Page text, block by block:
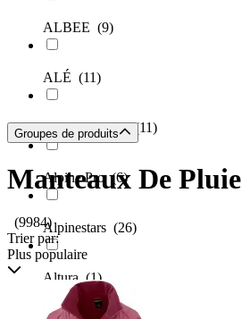
ALBEE (9)
ALÉ (11)
Alife & Kickin(11)
Alpine Pro(6)
Alpinestars (26)
Altura (1)
Groupes de produits
Manteaux De Pluie
(9984)
Trier par:
Plus populaire